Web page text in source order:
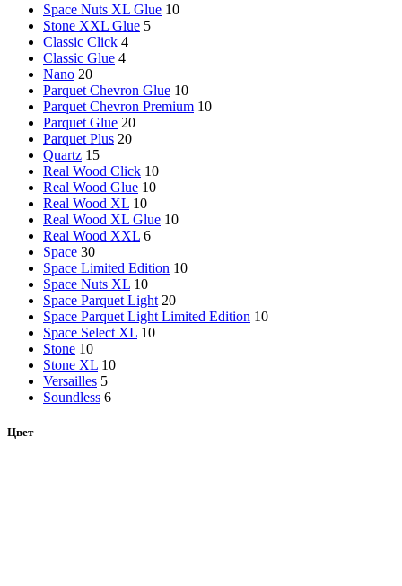
Space Nuts XL Glue 10
Stone XXL Glue 5
Classic Click 4
Classic Glue 4
Nano 20
Parquet Chevron Glue 10
Parquet Chevron Premium 10
Parquet Glue 20
Parquet Plus 20
Quartz 15
Real Wood Click 10
Real Wood Glue 10
Real Wood XL 10
Real Wood XL Glue 10
Real Wood XXL 6
Space 30
Space Limited Edition 10
Space Nuts XL 10
Space Parquet Light 20
Space Parquet Light Limited Edition 10
Space Select XL 10
Stone 10
Stone XL 10
Versailles 5
Soundless 6
Цвет